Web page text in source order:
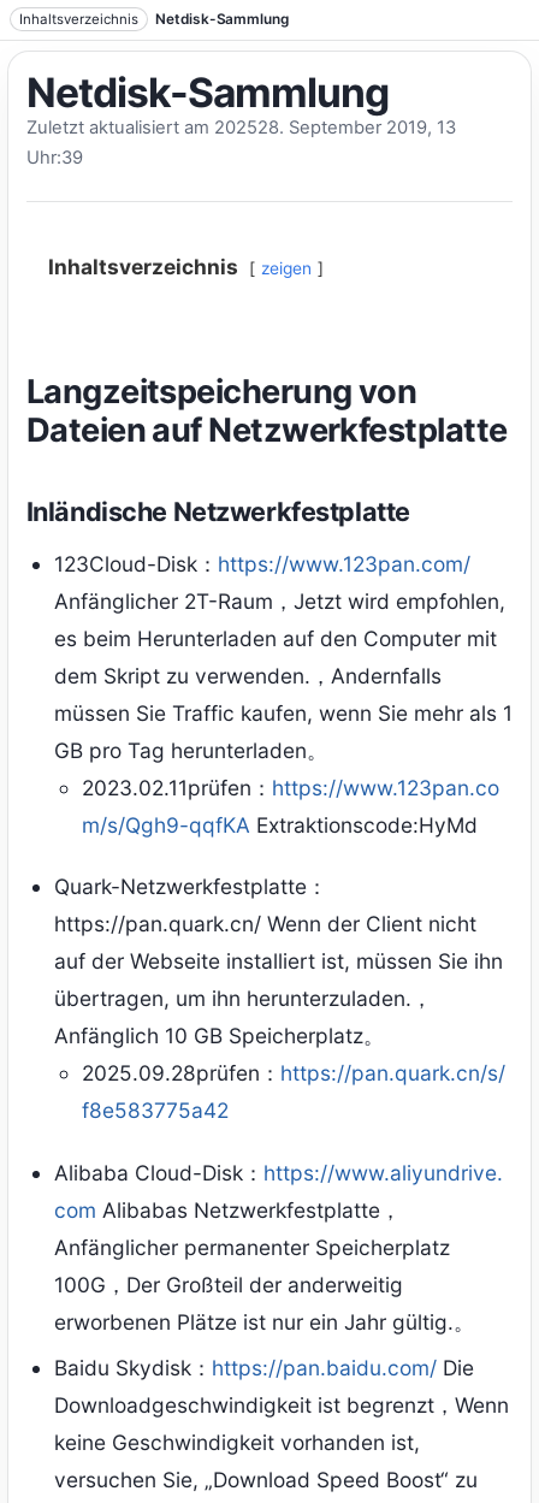
Zum Text springen
Inhaltsverzeichnis Netdisk-Sammlung
Netdisk-Sammlung
Zuletzt aktualisiert am 202528. September 2019, 13
Uhr:39
Inhaltsverzeichnis zeigen
Langzeitspeicherung von
Dateien auf Netzwerkfestplatte
Inländische Netzwerkfestplatte
123Cloud-Disk： https://www.123pan.com/
Anfänglicher 2T-Raum，Jetzt wird empfohlen,
es beim Herunterladen auf den Computer mit
dem Skript zu verwenden.，Andernfalls
müssen Sie Traffic kaufen, wenn Sie mehr als 1
GB pro Tag herunterladen。
2023.02.11prüfen： https://www.123pan.co
m/s/Qgh9-qqfKA Extraktionscode:HyMd
Quark-Netzwerkfestplatte：
https://pan.quark.cn/ Wenn der Client nicht
auf der Webseite installiert ist, müssen Sie ihn
übertragen, um ihn herunterzuladen.，
Anfänglich 10 GB Speicherplatz。
2025.09.28prüfen： https://pan.quark.cn/s/
f8e583775a42
Alibaba Cloud-Disk： https://www.aliyundrive.
com Alibabas Netzwerkfestplatte，
Anfänglicher permanenter Speicherplatz
100G，Der Großteil der anderweitig
erworbenen Plätze ist nur ein Jahr gültig.。
Baidu Skydisk： https://pan.baidu.com/ Die
Downloadgeschwindigkeit ist begrenzt，Wenn
keine Geschwindigkeit vorhanden ist,
versuchen Sie, „Download Speed ​​​​Boost“ zu